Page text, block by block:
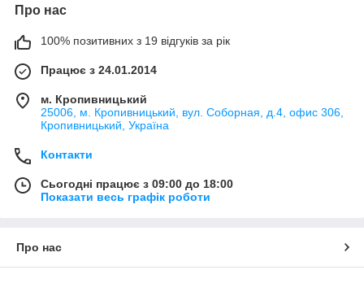
Про нас
100% позитивних з 19 відгуків за рік
Працює з 24.01.2014
м. Кропивницький
25006, м. Кропивницький, вул. Соборная, д.4, офис 306,
Кропивницький, Україна
Контакти
Сьогодні працює з 09:00 до 18:00
Показати весь графік роботи
Про нас